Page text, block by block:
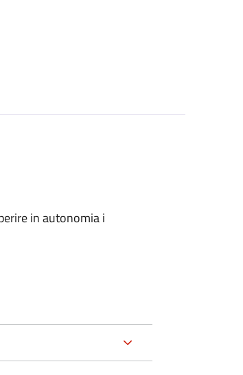
in autonomia i